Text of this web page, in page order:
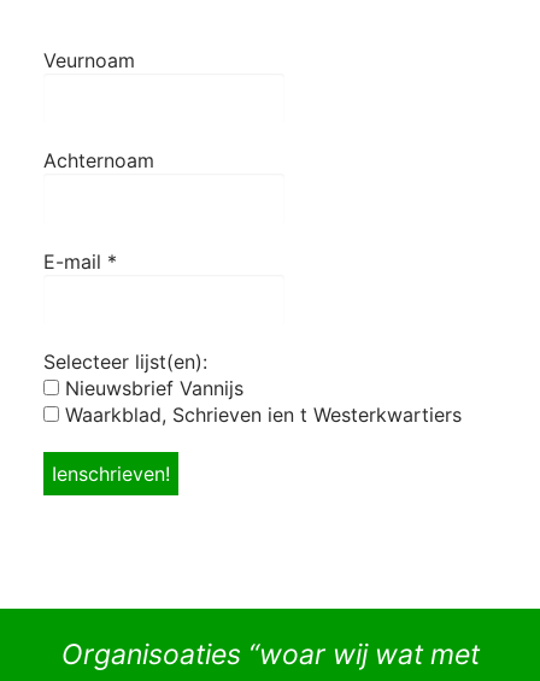
Veurnoam
Achternoam
E-mail *
Selecteer lijst(en):
Nieuwsbrief Vannijs
Waarkblad, Schrieven ien t Westerkwartiers
Organisoaties “woar wij wat met